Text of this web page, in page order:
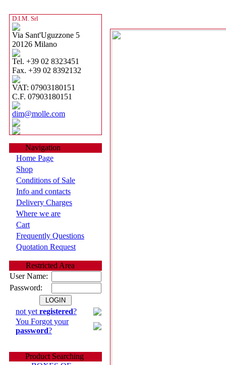
D.I.M. Srl
Via Sant'Uguzzone 5
20126 Milano
Tel. +39 02 8323451
Fax. +39 02 8392132
VAT: 07903180151
C.F. 07903180151
dim@molle.com
Navigation
Home Page
Shop
Conditions of Sale
Info and contacts
Delivery Charges
Where we are
Cart
Frequently Questions
Quotation Request
Restricted Area
User Name:
Password:
not yet registered?
You Forgot your
password?
Product Searching